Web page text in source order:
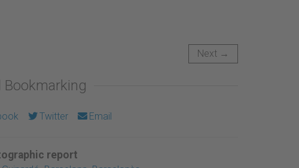
Next →
Bookmarking
Twitter Email
report